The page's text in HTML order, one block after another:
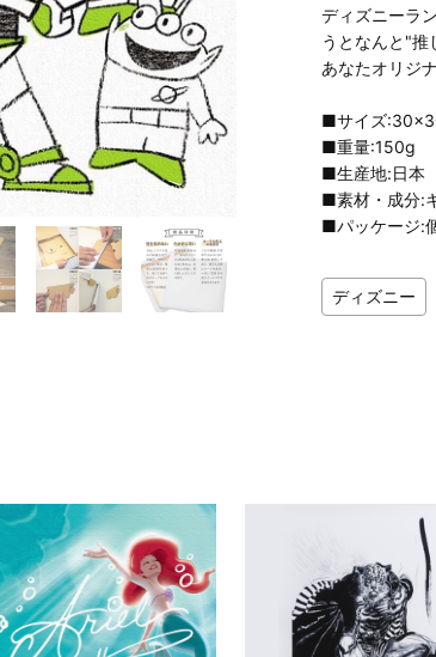
ディズニーラ
うとなんと"推
あなたオリジ
■サイズ
■重量:150g
■生産地:日本
■素材・成分:
■パッケージ:
ディズニー